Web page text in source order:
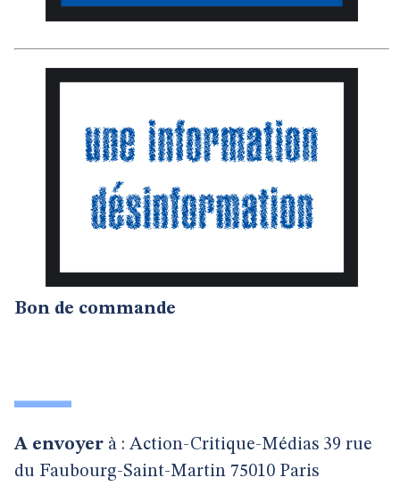
Bon de commande
A envoyer à : Action-Critique-Médias 39 rue
du Faubourg-Saint-Martin 75010 Paris